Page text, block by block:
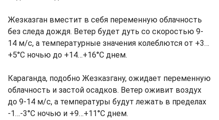
Жезказган вместит в себя переменную облачность
без следа дождя. Ветер будет дуть со скоростью 9-
14 м/с, а температурные значения колеблются от +3…
+5°C ночью до +14…+16°C днем.
Караганда, подобно Жезказгану, ожидает переменную
облачность и застой осадков. Ветер оживит воздух
до 9-14 м/с, а температуры будут лежать в пределах
-1…-3°C ночью и +9…+11°C днем.